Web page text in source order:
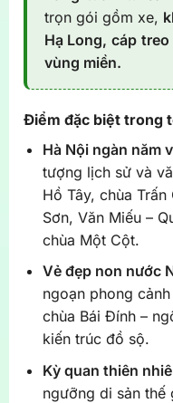
trọn gói gồm xe,
Hạ Long, cáp
vùng miền.
Điểm đặc biệt trong
Hà Nội ngàn năm
tượng lịch sử và
Hồ Tây, chùa
Sơn, Văn Miếu –
chùa Một Cột.
Vẻ đẹp non nước
ngoạn phong
chùa Bái Đính –
kiến trúc đồ sộ.
Kỳ quan thiên
ngưỡng di sản